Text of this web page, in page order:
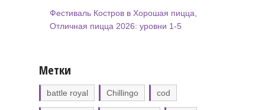
Фестиваль Костров в Хорошая пицца,
Отличная пицца 2026: уровни 1-5
Метки
battle royal Chillingo cod